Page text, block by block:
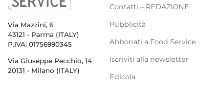
Via Mazzini, 6
43121 - Parma (ITALY)
P.IVA: 01756990345
Via Giuseppe Pecchio, 14
20131 - Milano (ITALY)
Contatti – REDAZIONE
Pubblicità
Abbonati a Food Service
Iscriviti alla newsletter
Edicola